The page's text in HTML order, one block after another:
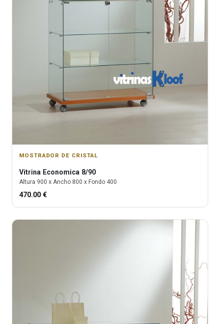
MOSTRADOR DE CRISTAL
Vitrina Economica 8/90
Altura 900 x Ancho 800 x Fondo 400
470.00 €